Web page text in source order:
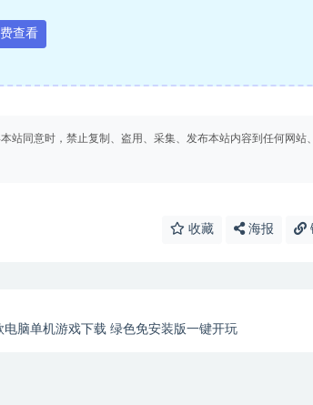
查看
站同意时，禁止复制、盗用、采集、发布本站内容到任何网站
收藏 海报
电脑单机游戏下载 绿色免安装版一键开玩